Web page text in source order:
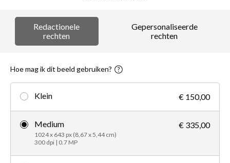
Redactionele
rechten
Gepersonaliseerde
rechten
Hoe mag ik dit beeld gebruiken?
Klein € 150,00
Medium
1024 x 643 px (8,67 x 5,44 cm)
300 dpi | 0.7 MP
€ 335,00